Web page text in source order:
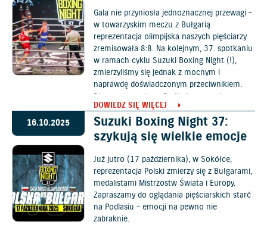
Gala nie przyniosła jednoznacznej przewagi –
w towarzyskim meczu z Bułgarią
reprezentacja olimpijska naszych pięściarzy
zremisowała 8:8. Na kolejnym, 37. spotkaniu
w ramach cyklu Suzuki Boxing Night (!),
zmierzyliśmy się jednak z mocnym i
naprawdę doświadczonym przeciwnikiem.
Dlatego zawody na Podlasiu trzymały w
napięciu do samego końca.
DOWIEDZ SIĘ WIĘCEJ
16.10.2025
Suzuki Boxing Night 37:
szykują się wielkie emocje
Już jutro (17 października), w Sokółce,
reprezentacja Polski zmierzy się z Bułgarami,
medalistami Mistrzostw Świata i Europy.
Zapraszamy do oglądania pięściarskich starć
na Podlasiu – emocji na pewno nie
zabraknie.